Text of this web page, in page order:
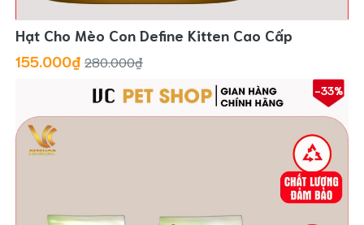
Hạt Cho Mèo Con Define Kitten Cao Cấp
155.000₫ 280.000₫
-33%